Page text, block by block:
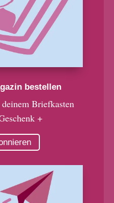
bestellen
Briefkasten
+